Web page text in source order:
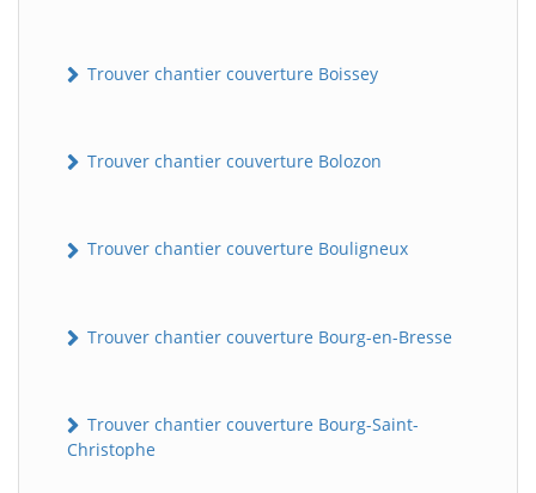
Trouver chantier couverture Boissey
Trouver chantier couverture Bolozon
Trouver chantier couverture Bouligneux
Trouver chantier couverture Bourg-en-Bresse
Trouver chantier couverture Bourg-Saint-
Christophe